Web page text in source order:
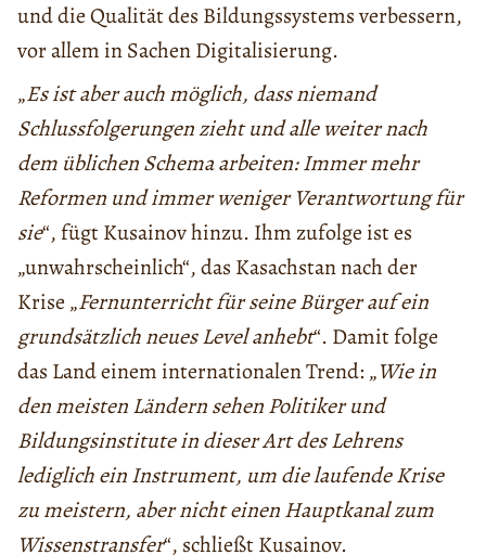
und die Qualität des Bildungssystems verbessern,
vor allem in Sachen Digitalisierung.
„Es ist aber auch möglich, dass niemand
Schlussfolgerungen zieht und alle weiter nach
dem üblichen Schema arbeiten: Immer mehr
Reformen und immer weniger Verantwortung für
sie“, fügt Kusainov hinzu. Ihm zufolge ist es
„unwahrscheinlich“, das Kasachstan nach der
Krise „Fernunterricht für seine Bürger auf ein
grundsätzlich neues Level anhebt“. Damit folge
das Land einem internationalen Trend: „Wie in
den meisten Ländern sehen Politiker und
Bildungsinstitute in dieser Art des Lehrens
lediglich ein Instrument, um die laufende Krise
zu meistern, aber nicht einen Hauptkanal zum
Wissenstransfer“, schließt Kusainov.